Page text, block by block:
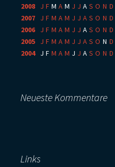
2008
J F M A M J J A S O N D
2007
J F M A M J J A S O N D
2006
J F M A M J J A S O N D
2005
J F M A M J J A S O N D
2004: J F M A M J J A S O N D
Neueste Kommentare
Links